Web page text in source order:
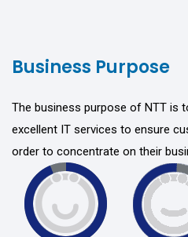
Business Purpose
The business purpose of NTT is
excellent IT services to ensure
order to concentrate on their